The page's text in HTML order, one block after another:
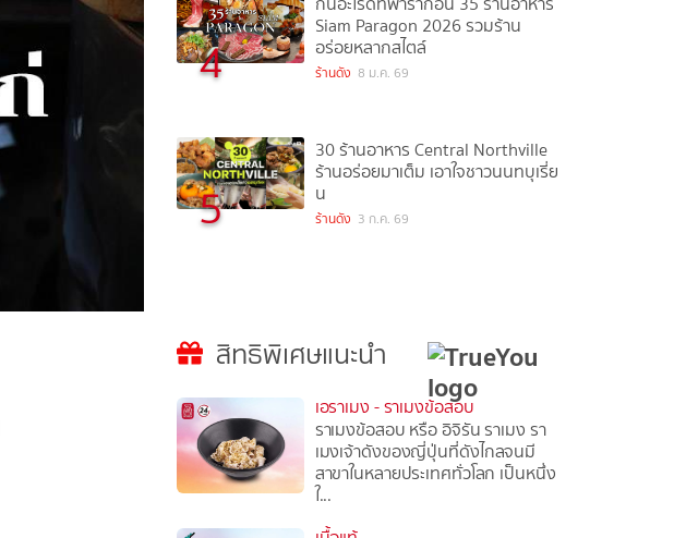
4
Siam Paragon 2026 รวมร้าน
อร่อยหลากสไตล์
ร้านดัง 8 ม.ค. 69
5
30 ร้านอาหาร Central Northville
ร้านอร่อยมาเต็ม เอาใจชาวนนทบุเรี่ย
น
ร้านดัง 3 ก.ค. 69
สิทธิพิเศษแนะนำ
เอราเมง - ราเมงข้อสอบ
ราเมงข้อสอบ หรือ อิจิรัน ราเมง รา
เมงเจ้าดังของญี่ปุ่นที่ดังไกลจนมี
สาขาในหลายประเทศทั่วโลก เป็นหนึ่ง
ใ...